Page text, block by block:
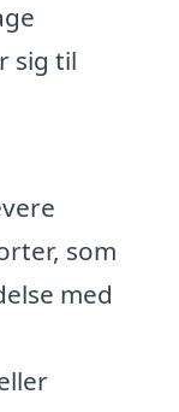
sig til
som
med